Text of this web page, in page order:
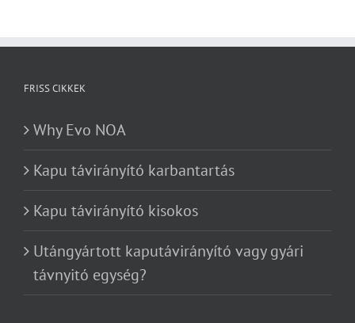
FRISS CIKKEK
Why Evo NOA
Kapu távirányító karbantartás
Kapu távirányító kisokos
Utángyártott kaputávirányító vagy gyári
távnyitó egység?